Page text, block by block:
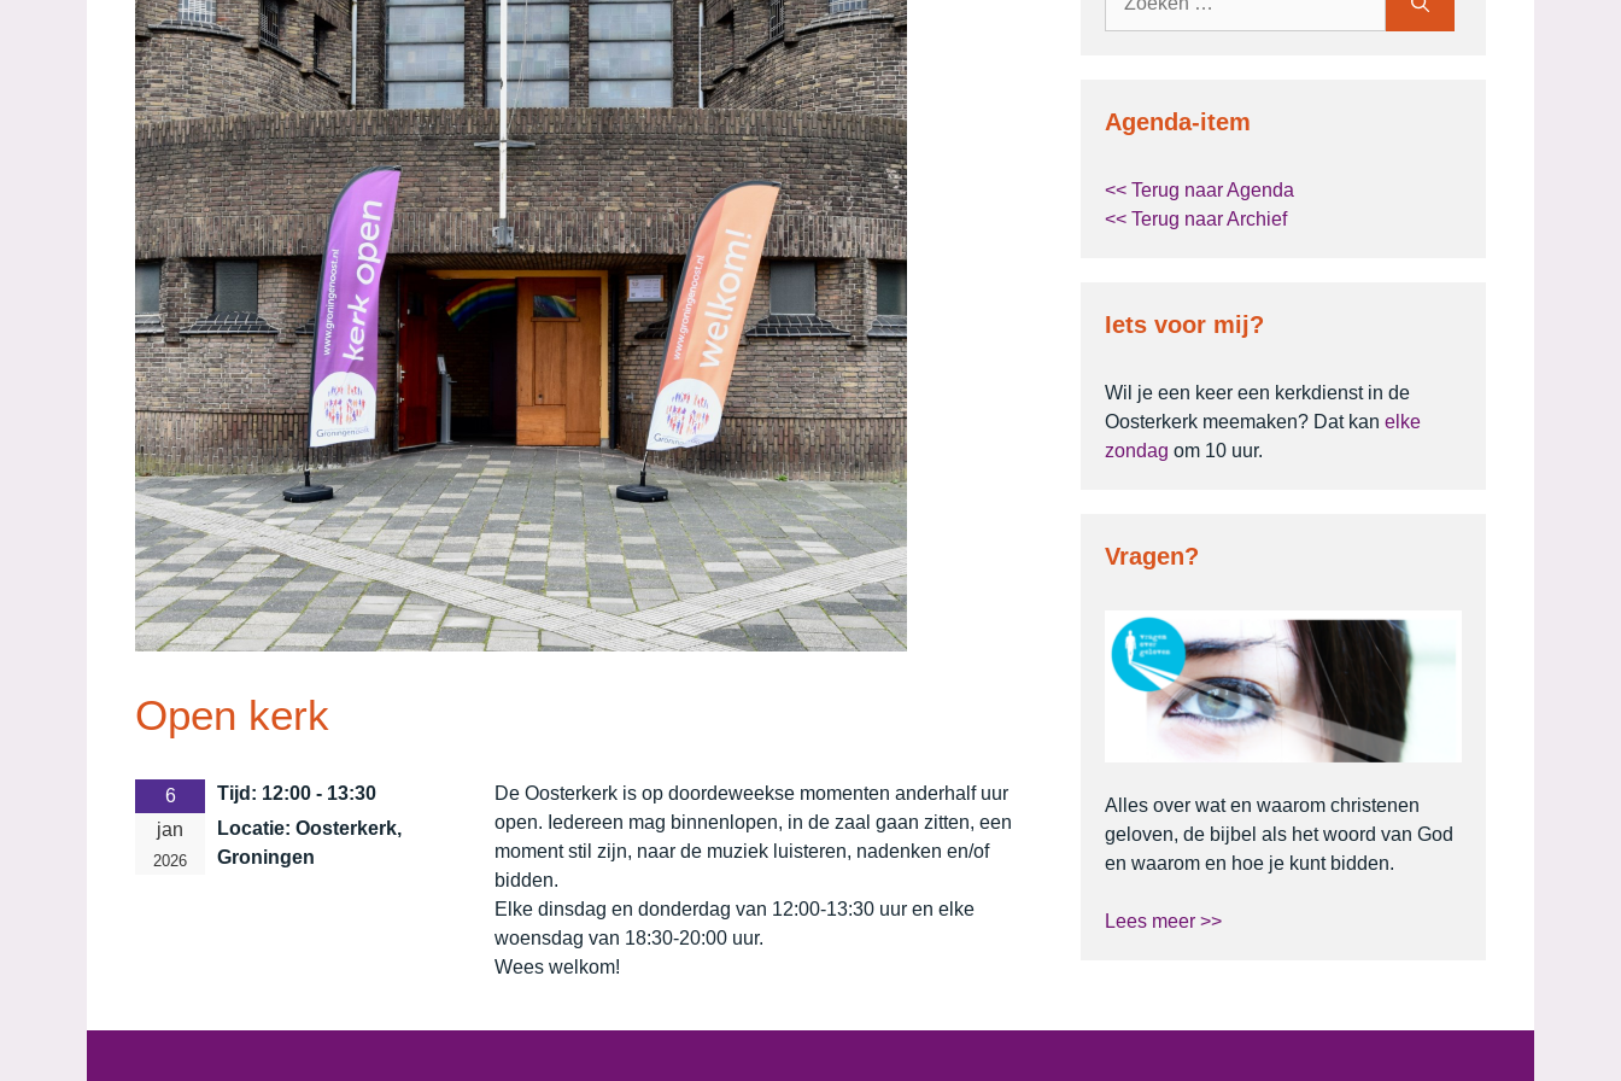
Open kerk
6
jan
2026
Tijd: 12:00 - 13:30
Locatie: Oosterkerk,
Groningen
De Oosterkerk is op doordeweekse momenten anderhalf uur
open. Iedereen mag binnenlopen, in de zaal gaan zitten, een
moment stil zijn, naar de muziek luisteren, nadenken en/of
bidden.
Elke dinsdag en donderdag van 12:00-13:30 uur en elke
woensdag van 18:30-20:00 uur.
Wees welkom!
Agenda-item
<< Terug naar Agenda
<< Terug naar Archief
Iets voor mij?
Wil je een keer een kerkdienst in de
Oosterkerk meemaken? Dat kan elke
zondag om 10 uur.
Vragen?
Alles over wat en waarom christenen
geloven, de bijbel als het woord van God
en waarom en hoe je kunt bidden.
Lees meer >>